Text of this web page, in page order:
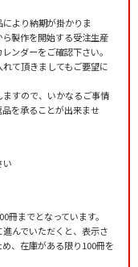
より納期が掛かりま
製作を開始する受注生産
ンダーをご確認下さい。
て頂きましてもご要望に
すので、いかなるご事情
を承ることが出来ませ
い
までとなっています。
んでいただくと、表示さ
、在庫がある限り100冊を